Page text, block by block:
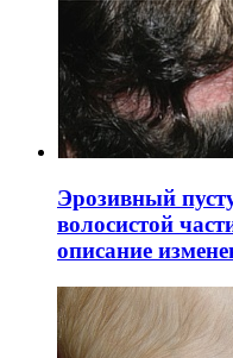
Эрозивный
волосистой
описание